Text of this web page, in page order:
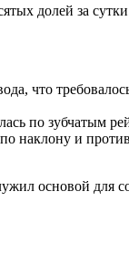
долей за
что
по зубчатым
наклону и
основой для